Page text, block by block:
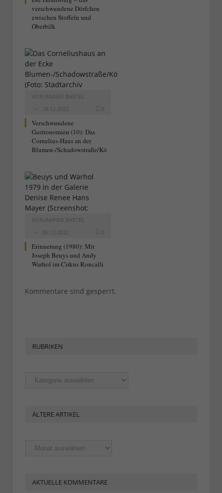
verschwundene Dörfchen
zwischen Stoffeln und
Oberbilk
VON RAINER BARTEL
18.12.2022
0
Verschwundene
Gastronomien (10): Das
Cornelius-Haus an der
Blumen-/Schadowstraße/Kö
VON RAINER BARTEL
06.12.2022
0
Erinnerung (1980): Mit
Joseph Beuys und Andy
Warhol im Cirkus Roncalli
Kommentare sind gesperrt.
RUBRIKEN
Rubriken
ÄLTERE ARTIKEL
Ältere
Artikel
AKTUELLE KOMMENTARE